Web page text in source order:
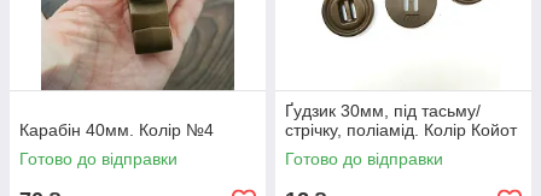
Карабін 40мм. Колір №4
Готово до відправки
Ґудзик 30мм, під тасьму/
стрічку, поліамід. Колір Койот
Готово до відправки